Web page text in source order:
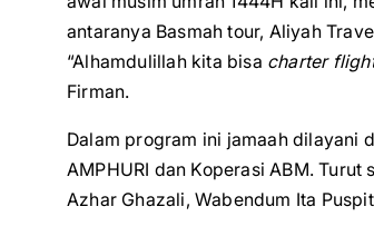
antaranya Basmah tour, Aliyah
“Alhamdulillah kita bisa charter
Firman.
Dalam program ini jamaah dilayani
AMPHURI dan Koperasi ABM.
Azhar Ghazali, Wabendum Ita